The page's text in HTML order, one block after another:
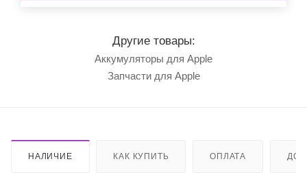
Другие товары:
Аккумуляторы для Apple
Запчасти для Apple
НАЛИЧИЕ КАК КУПИТЬ ОПЛАТА